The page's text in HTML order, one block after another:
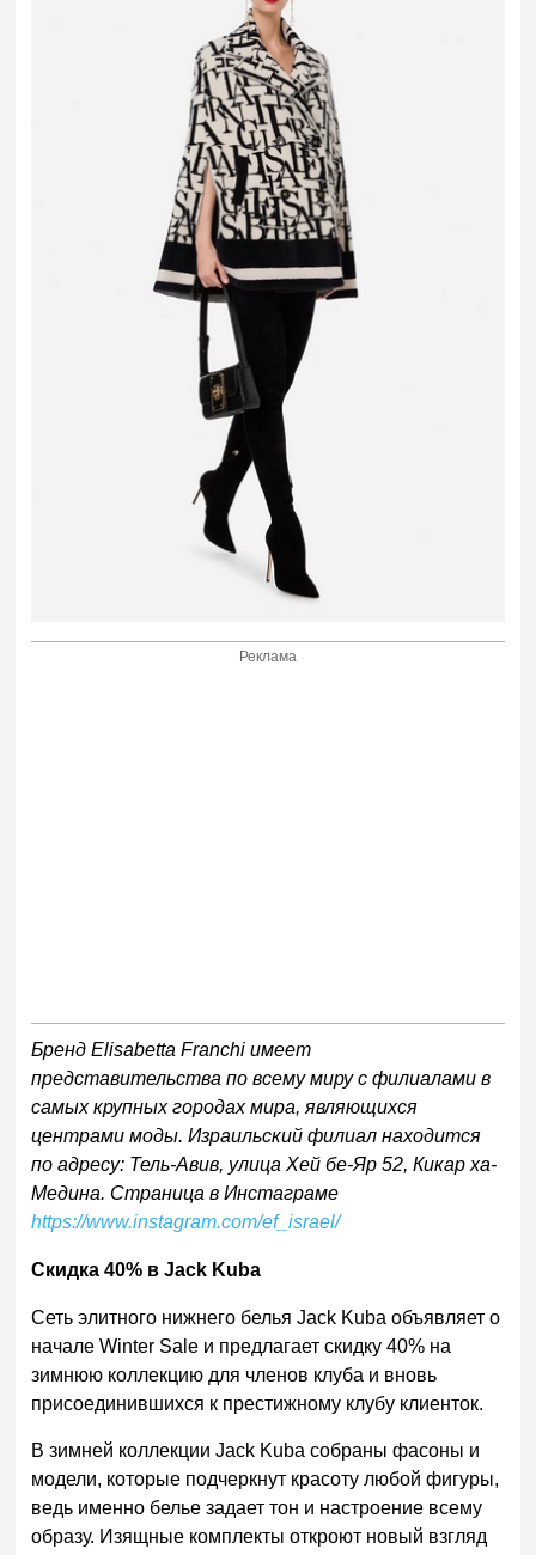
Реклама
БрендElisabetta Franchi имеет
представительства по всему миру с филиалами в
самых крупных городах мира, являющихся
центрами моды.Израильский филиал находится
по адресу: Тель-Авив, улица Хей бе-Яр 52, Кикар ха-
Медина. Страница в Инстаграме
https://www.instagram.com/ef_israel/
Скидка 40% вJack Kuba
Сеть элитного нижнего бельяJack Kuba объявляет о
началеWinter Sale и предлагает скидку 40% на
зимнюю коллекцию для членов клуба и вновь
присоединившихся к престижному клубу клиенток.
В зимней коллекцииJack Kuba собраны фасоны и
модели, которые подчеркнут красоту любой фигуры,
ведь именно белье задает тон и настроение всему
образу. Изящные комплектыоткроют новый взгляд